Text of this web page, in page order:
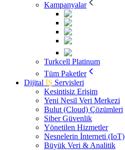
Kampanyalar
Turkcell Platinum
Tüm Paketler
Dijital İŞ Servisleri
Kesintisiz Erişim
Yeni Nesil Veri Merkezi
Bulut (Cloud) Çözümleri
Siber Güvenlik
Yönetilen Hizmetler
Nesnelerin İnterneti (IoT)
Büyük Veri & Analitik